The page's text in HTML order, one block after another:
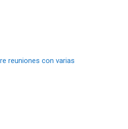
reuniones con varias